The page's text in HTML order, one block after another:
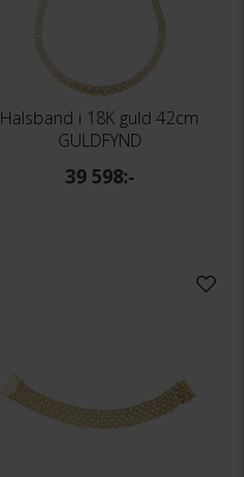
Halsband i 18K guld 42cm
GULDFYND
39 598:-